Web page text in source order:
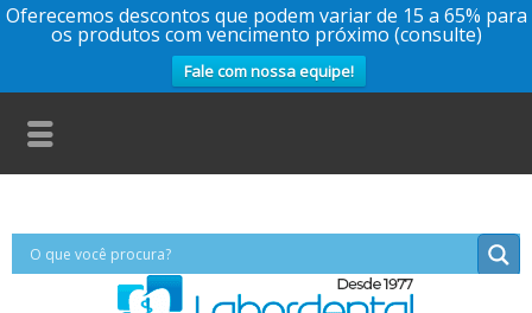
Oferecemos descontos que podem variar de 15 a 65% para
os produtos com vencimento próximo (consulte)
Fale com nossa equipe!